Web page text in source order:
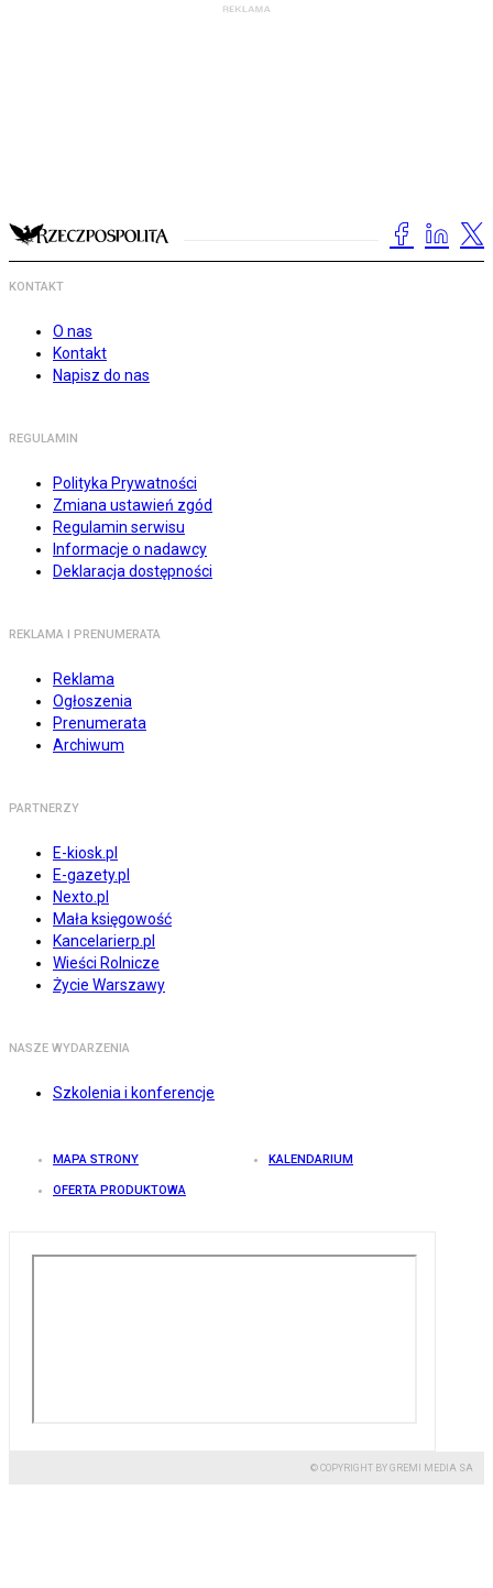
KONTAKT
O nas
Kontakt
Napisz do nas
REGULAMIN
Polityka Prywatności
Zmiana ustawień zgód
Regulamin serwisu
Informacje o nadawcy
Deklaracja dostępności
REKLAMA I PRENUMERATA
Reklama
Ogłoszenia
Prenumerata
Archiwum
PARTNERZY
E-kiosk.pl
E-gazety.pl
Nexto.pl
Mała księgowość
Kancelarierp.pl
Wieści Rolnicze
Życie Warszawy
NASZE WYDARZENIA
Szkolenia i konferencje
MAPA STRONY KALENDARIUM
OFERTA PRODUKTOWA
© COPYRIGHT BY GREMI MEDIA SA